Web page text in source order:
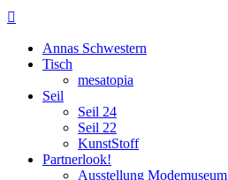

Annas Schwestern
Tisch
mesatopia
Seil
Seil 24
Seil 22
KunstStoff
Partnerlook!
Ausstellung Modemuseum